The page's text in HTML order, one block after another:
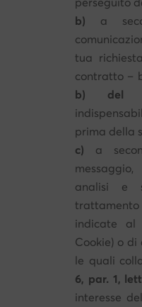
b) a
tua
contratto –
b) del
prima della
c) a
analisi e
indicate al
Cookie) o
le quali
6, par. 1,
interesse